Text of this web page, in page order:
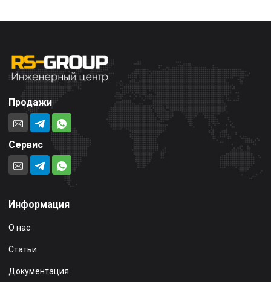
Продажи
Сервис
Информация
О нас
Статьи
Документация